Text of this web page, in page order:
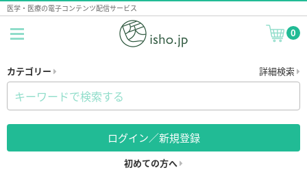
医学・医療の電子コンテンツ配信サービス
0
カテゴリー 詳細検索
ログイン／新規登録
初めての方へ